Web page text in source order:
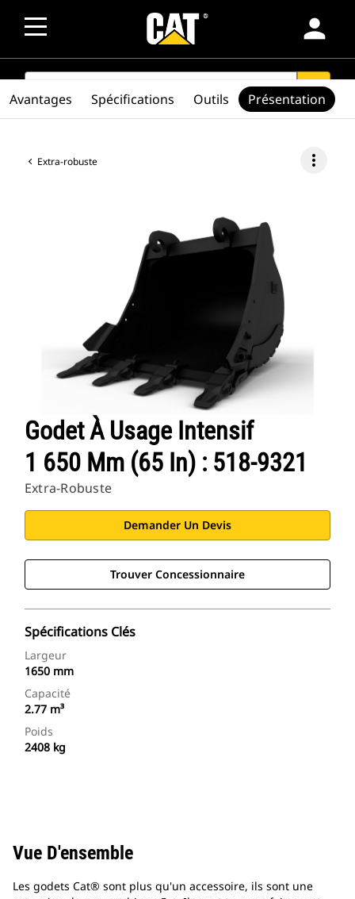
person
SEARCH search
Extra-robuste more_vert
Godet À Usage Intensif
1 650 Mm (65 In) : 518-9321
Extra-Robuste
Demander Un Devis
Trouver Concessionnaire
Spécifications Clés
Largeur
1650 mm
Capacité
2.77 m³
Poids
2408 kg
Avantages Spécifications Outils Présentation
Vue D'ensemble
Les godets Cat® sont plus qu'un accessoire, ils sont une